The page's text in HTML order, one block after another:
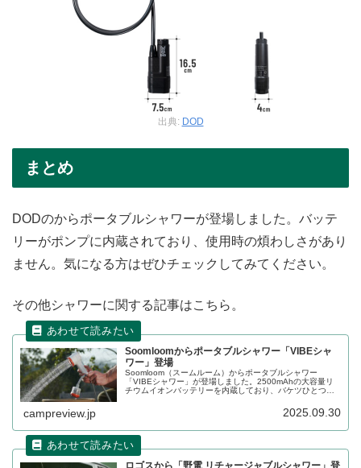
出典: DOD
まとめ
DODのからポータブルシャワーが登場しました。バッテ
リーがポンプに内蔵されており、使用時の煩わしさがあり
ません。気になる方はぜひチェックしてみてください。
その他シャワーに関する記事はこちら。
Soomloomからポータブルシャワー「VIBEシャ
ワー」登場
Soomloom（スームルーム）からポータブルシャワー
「VIBEシャワー」が登場しました。2500mAhの大容量リ
チウムイオンバッテリーを内蔵しており、バケツひとつで
載しており、2段階で明るさを切り替えられます。詳細をレ
campreview.jp 2025.09.30
ロゴスから「野電 リチャージャブルシャワー」登